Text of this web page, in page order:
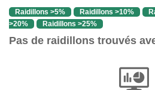
Raidillons >5% Raidillons >10%
>20%
Raidillons >25%
Pas de raidillons trouvés